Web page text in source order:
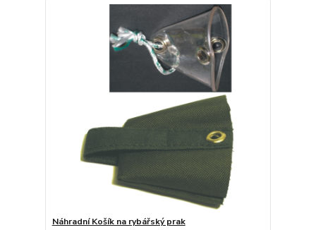
Náhradní Košík na rybářský prak